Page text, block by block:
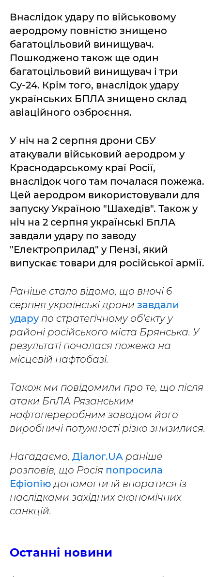
Внаслідок удару по військовому
аеродрому повністю знищено
багатоцільовий винищувач.
Пошкоджено також ще один
багатоцільовий винищувач і три
Су-24. Крім того, внаслідок удару
українських БПЛА знищено склад
авіаційного озброєння.
У ніч на 2 серпня дрони СБУ
атакували військовий аеродром у
Краснодарському краї Росії,
внаслідок чого там почалася пожежа.
Цей аеродром використовували для
запуску Україною "Шахедів". Також у
ніч на 2 серпня українські БпЛА
завдали удару по заводу
"Електроприлад" у Пензі, який
випускає товари для російської армії.
Раніше стало відомо, що вночі 6
серпня українські дрони завдали
ударупо стратегічному об'єкту у
районі російського міста Брянська. У
результаті почалася пожежа на
місцевій нафтобазі.
Також ми повідомили про те, що після
атаки БпЛА Рязанським
нафтопереробним заводом його
виробничі потужності різко знизилися.
Нагадаємо, Діалог.UA раніше
розповів, що Росія попросила
Ефіопію допомогти їй впоратися із
наслідками західних економічних
санкцій.
Останні новини